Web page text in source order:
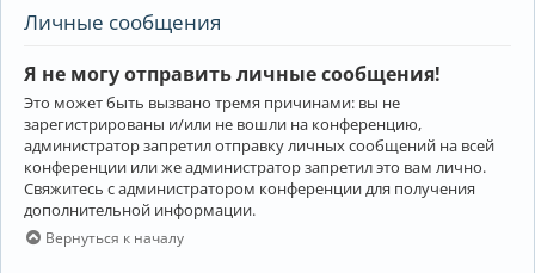
Личные сообщения
Я не могу отправить личные сообщения!
Это может быть вызвано тремя причинами: вы не
зарегистрированы и/или не вошли на конференцию,
администратор запретил отправку личных сообщений на всей
конференции или же администратор запретил это вам лично.
Свяжитесь с администратором конференции для получения
дополнительной информации.
Вернуться к началу